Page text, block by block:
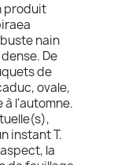
produit
nain
De
de
ovale,
l'automne.
instant T.
la